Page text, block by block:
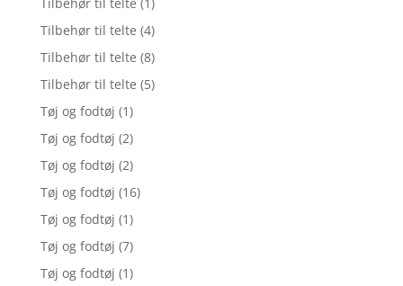
Tilbehør til telte (1)
Tilbehør til telte (4)
Tilbehør til telte (8)
Tilbehør til telte (5)
Tøj og fodtøj (1)
Tøj og fodtøj (2)
Tøj og fodtøj (2)
Tøj og fodtøj (16)
Tøj og fodtøj (1)
Tøj og fodtøj (7)
Tøj og fodtøj (1)